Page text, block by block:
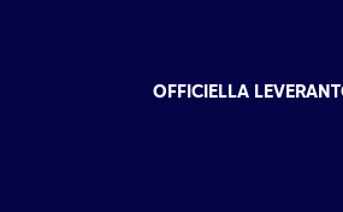
OFFICIELLA